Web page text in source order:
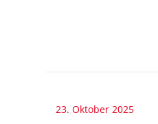
23. Oktober 2025